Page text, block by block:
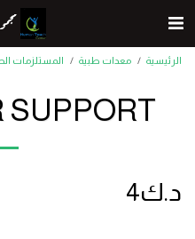
الرئيسية معدات طبية المستلزمات
SUPPORT
د.ك4